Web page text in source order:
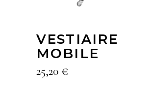
VESTIAIRE
MOBILE
25,20 €